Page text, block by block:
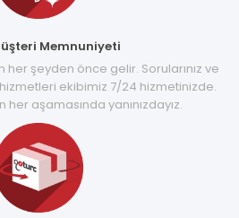
Memnuniyeti
şeyden önce gelir. Sorularınız ve
ekibimiz 7/24 hizmetinizde.
her aşamasında yanınızdayız.